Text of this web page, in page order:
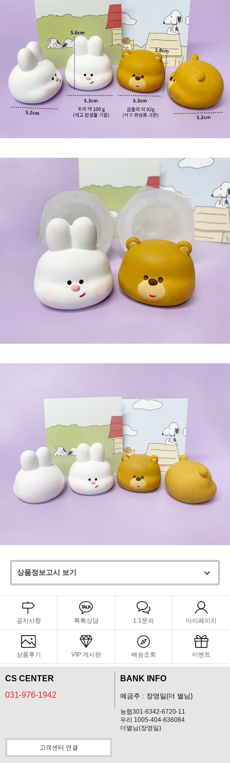
상품정보고시 보기
공지사항 톡톡상담 1:1문의 마이페이지
상품후기 VIP 게시판 배송조회 이벤트
CS CENTER
031-976-1942
BANK INFO
예금주 : 장영일(더 별님)
농협301-6342-6720-11
우리 1005-404-636084
더별님(장영일)
고객센터 연결